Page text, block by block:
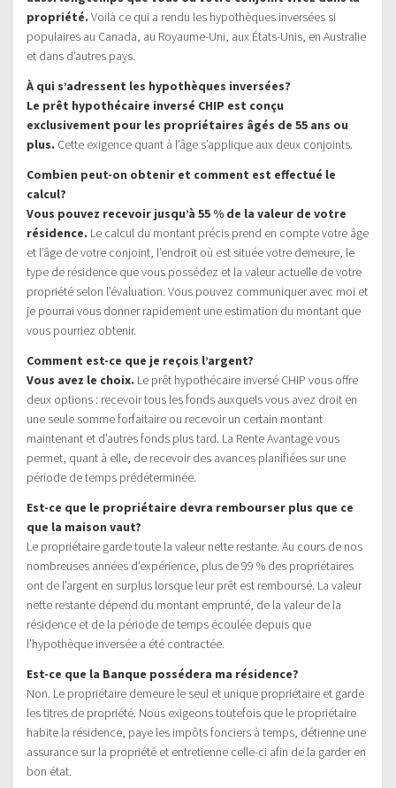
propriété. Voilà ce qui a rendu les hypothèques inversées si
populaires au Canada, au Royaume-Uni, aux États-Unis, en Australie
et dans d’autres pays.
À qui s’adressent les hypothèques inversées?
Le prêt hypothécaire inversé CHIP est conçu
exclusivement pour les propriétaires âgés de 55 ans ou
plus. Cette exigence quant à l’âge s’applique aux deux conjoints.
Combien peut-on obtenir et comment est effectué le
calcul?
Vous pouvez recevoir jusqu’à 55 % de la valeur de votre
résidence. Le calcul du montant précis prend en compte votre âge
et l’âge de votre conjoint, l’endroit où est située votre demeure, le
type de résidence que vous possédez et la valeur actuelle de votre
propriété selon l’évaluation. Vous pouvez communiquer avec moi et
je pourrai vous donner rapidement une estimation du montant que
vous pourriez obtenir.
Comment est-ce que je reçois l’argent?
Vous avez le choix. Le prêt hypothécaire inversé CHIP vous offre
deux options : recevoir tous les fonds auxquels vous avez droit en
une seule somme forfaitaire ou recevoir un certain montant
maintenant et d’autres fonds plus tard. La Rente Avantage vous
permet, quant à elle, de recevoir des avances planifiées sur une
période de temps prédéterminée.
Est-ce que le propriétaire devra rembourser plus que ce
que la maison vaut?
Le propriétaire garde toute la valeur nette restante. Au cours de nos
nombreuses années d’expérience, plus de 99 % des propriétaires
ont de l’argent en surplus lorsque leur prêt est remboursé. La valeur
nette restante dépend du montant emprunté, de la valeur de la
résidence et de la période de temps écoulée depuis que
l’hypothèque inversée a été contractée.
Est-ce que la Banque possédera ma résidence?
Non. Le propriétaire demeure le seul et unique propriétaire et garde
les titres de propriété. Nous exigeons toutefois que le propriétaire
habite la résidence, paye les impôts fonciers à temps, détienne une
assurance sur la propriété et entretienne celle-ci afin de la garder en
bon état.